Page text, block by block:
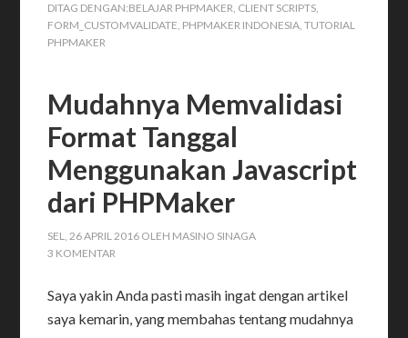
DITAG DENGAN:BELAJAR PHPMAKER, CLIENT SCRIPTS,
FORM_CUSTOMVALIDATE, PHPMAKER INDONESIA,TUTORIAL
PHPMAKER
Mudahnya Memvalidasi
Format Tanggal
Menggunakan Javascript
dari PHPMaker
SEL, 26 APRIL 2016 OLEH MASINO SINAGA
3 KOMENTAR
Saya yakin Anda pasti masih ingat dengan artikel
saya kemarin, yang membahas tentang mudahnya